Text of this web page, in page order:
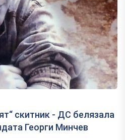
скитник - ДС белязала
Георги Минчев